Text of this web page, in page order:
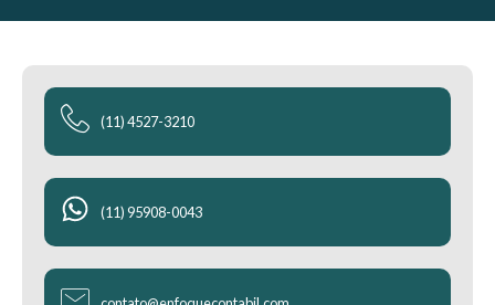
(11) 4527-3210
(11) 95908-0043